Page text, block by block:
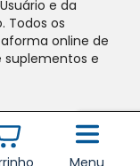
e da
Todos os
online de
e
Menu